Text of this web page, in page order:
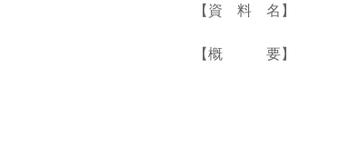
【資 料 名】
【概 要】